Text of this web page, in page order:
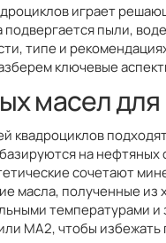
играет
пыли,
типе и
ключевые
масел для
квадроциклов
на нефтяных
сочетают
масла, полученные
температурами
MA2, чтобы избежать